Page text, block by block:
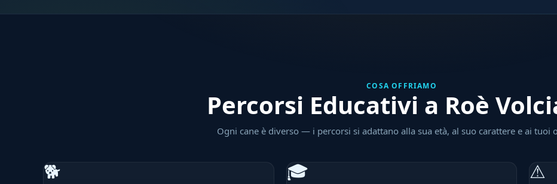
COSA OFFRIAMO
Percorsi Educativi a Roè
Ogni cane è diverso — i percorsi si adattano alla sua età, al suo carattere e ai tuoi
🐕 🎓 ⚠